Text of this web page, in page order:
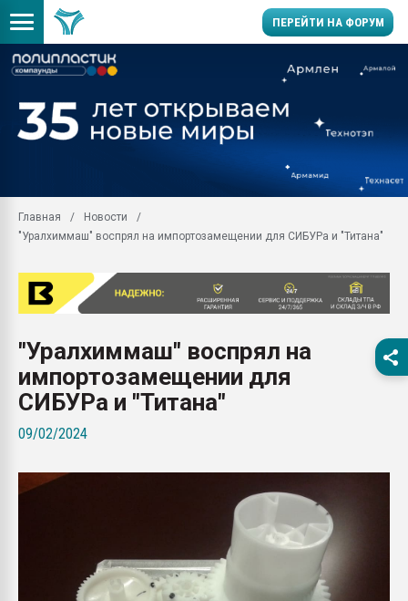
ПЕРЕЙТИ НА ФОРУМ
первый план в
пластмасс
ситуацией на
Продам отходы
поликарбоната и АБС-
26.07.2022 "Сибирский
намного дороже
ПЕРЕЙТИ НА
Главная
Новости
"Уралхиммаш" воспрял на импортозамещении для СИБУРа и "Титана"
"Уралхиммаш" воспрял на
импортозамещении для
СИБУРа и "Титана"
09/02/2024